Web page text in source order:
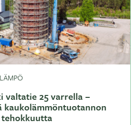
valtatie 25 varrella –
kaukolämmöntuotannon